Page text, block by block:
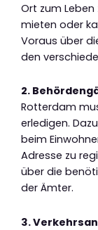
Ort zum
mieten oder
Voraus über
den
2.
Rotterdam
erledigen.
beim
Adresse zu
über die
der Ämter.
3.